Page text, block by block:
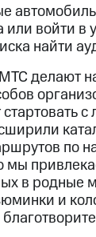
или войти
найти
делают
по
мы
в родные
и